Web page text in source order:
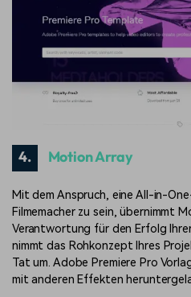
4. Motion Array
Mit dem Anspruch, eine All-in-
Filmemacher zu sein, übernimmt
Verantwortung für den Erfolg
nimmt das Rohkonzept Ihres
Tat um. Adobe Premiere Pro
mit anderen Effekten